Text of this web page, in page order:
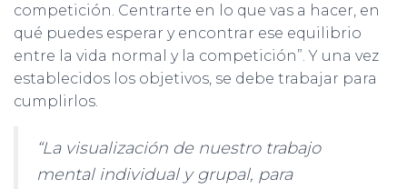
competición. Centrarte en lo que vas a hacer, en
qué puedes esperar y encontrar ese equilibrio
entre la vida normal y la competición”. Y una vez
establecidos los objetivos, se debe trabajar para
cumplirlos.
“La visualización de nuestro trabajo
mental individual y grupal, para